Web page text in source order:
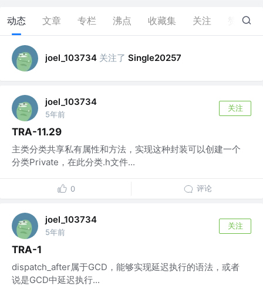
动态 文章 专栏 沸点 收藏集 关注 0
joel_103734 关注了 Single20257
joel_103734
5年前
关注
TRA-11.29
主类分类共享私有属性和方法，实现这种封装可以创建一个
分类Private，在此分类.h文件...
0 评论
joel_103734
5年前
关注
TRA-1
dispatch_after属于GCD，能够实现延迟执行的语法，或者
说是GCD中延迟执行...